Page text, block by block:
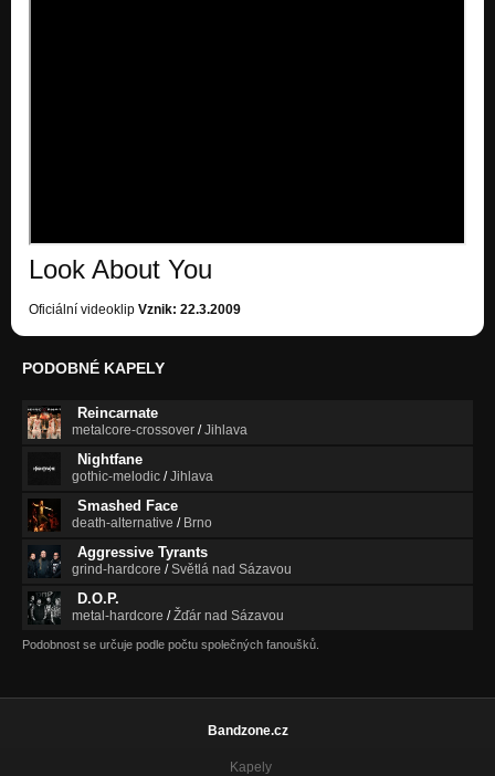
Look About You
Oficiální videoklip Vznik: 22.3.2009
PODOBNÉ KAPELY
Reincarnate
metalcore-crossover /Jihlava
Nightfane
gothic-melodic /Jihlava
Smashed Face
death-alternative / Brno
Aggressive Tyrants
grind-hardcore /Světlá nad Sázavou
D.O.P.
metal-hardcore /Žďár nad Sázavou
Podobnost se určuje podle počtu společných fanoušků.
Bandzone.cz
Kapely